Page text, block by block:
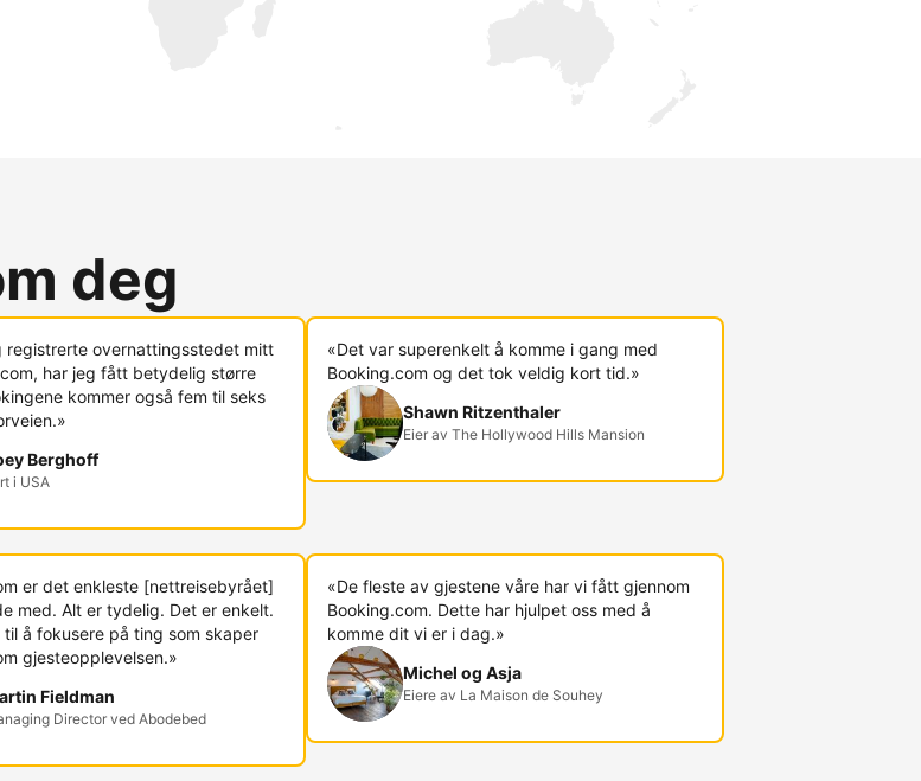
deg
registrerte overnattingsstedet mitt
har jeg fått betydelig større
kommer også fem til seks
Berghoff
i USA
«Det var superenkelt å komme i gang med
Booking.com og det tok veldig kort tid.»
Shawn Ritzenthaler
Eier av The Hollywood Hills Mansion
er det enkleste [nettreisebyrået]
med. Alt er tydelig. Det er enkelt.
å fokusere på ting som skaper
gjesteopplevelsen.»
Fieldman
Director ved Abodebed
«De fleste av gjestene våre har vi fått gjennom
Booking.com. Dette har hjulpet oss med å
komme dit vi er i dag.»
Michel og Asja
Eiere av La Maison de Souhey